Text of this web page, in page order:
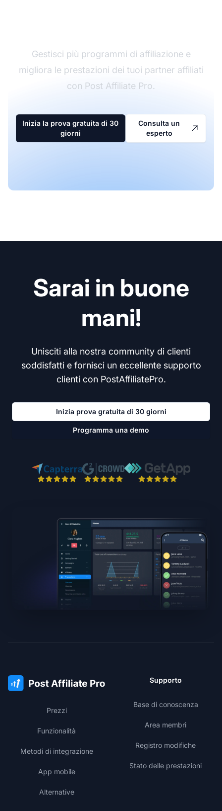
Gestisci più programmi di affiliazione e
migliora le prestazioni dei tuoi partner affiliati
con Post Affiliate Pro.
Inizia la prova gratuita di 30
giorni
Consulta un
esperto
Sarai in buone
mani!
Unisciti alla nostra community di clienti
soddisfatti e fornisci un eccellente supporto
clienti con PostAffiliatePro.
Inizia prova gratuita di 30 giorni
Programma una demo
Prezzi
Funzionalità
Metodi di integrazione
App mobile
Alternative
Supporto
Base di conoscenza
Area membri
Registro modifiche
Stato delle prestazioni